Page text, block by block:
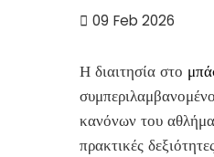
09 Feb 2026
Η διαιτησία στο
κανόνων του
πρακτικές